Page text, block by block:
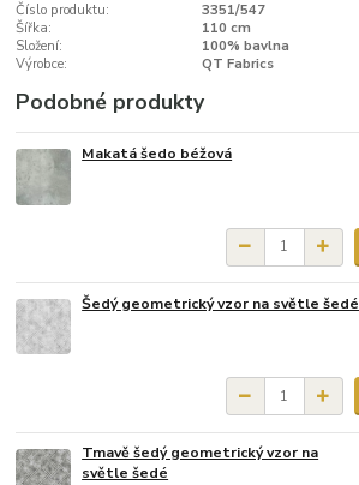
Číslo produktu:
3351/547
Šířka:
110 cm
Složení:
100% bavlna
Výrobce:
QT Fabrics
Podobné produkty
Makatá šedo béžová
Šedý geometrický vzor na světle šedé
Tmavě šedý geometrický vzor na
světle šedé